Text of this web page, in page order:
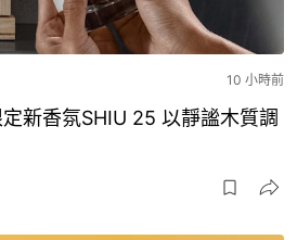
10 小時前
新香氛SHIU 25 以靜謐木質調